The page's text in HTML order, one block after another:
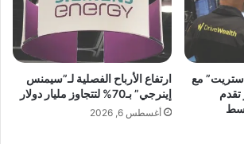
الموقف الرسمي بأننا وبصرف النظر عن
سول أو المقترحات التي تقدمها، لسنا
كوريا الجنوبية ولا يوجد ما يمكن مناقشته”.
مع
تقدم
ارتفاع الأرباح الفصلية لـ”سيمنس
إينرجي” بـ70% لتتجاوز مليار دولار
أغسطس 6, 2026